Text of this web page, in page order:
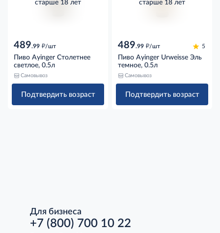
старше 18 лет
489.99 д/шт
Пиво Ayinger Столетнее
светлое, 0.5л
Самовывоз
Подтвердить возраст
старше 18 лет
489.99 д/шт 5
Пиво Ayinger Urweisse Эль
темное, 0.5л
Самовывоз
Подтвердить возраст
Для бизнеса
+7 (800) 700 10 22